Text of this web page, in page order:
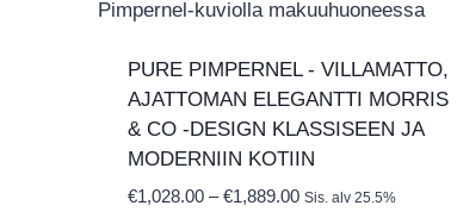
PURE PIMPERNEL ‑ VILLAMATTO,
AJATTOMAN ELEGANTTI MORRIS
& CO ‑DESIGN KLASSISEEN JA
MODERNIIN KOTIIN
€1,028.00 – €1,889.00Hintaluokka:
Sis. alv 25.5%